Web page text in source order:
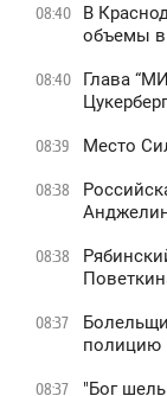
08:40
В
объемы
08:40
Глава
08:39 Место
08:38
08:38
08:37
полицию
08:37
"Бог